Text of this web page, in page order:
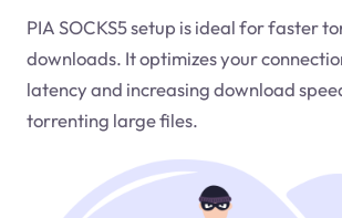
PIA SOCKS5 setup is ideal for faster
downloads. It optimizes your
latency and increasing download
torrenting large files.